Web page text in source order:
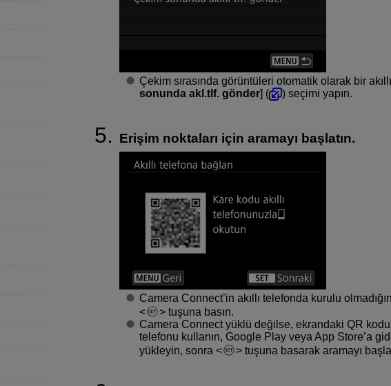
Çekim sırasında görüntüleri otomatik olarak bir
sonunda akl.tlf. gönder] ( ) seçimi yapın.
Erişim noktaları için aramayı başlatın.
Camera Connect’in akıllı telefonda kurulu
tuşuna basın.
Camera Connect yüklü değilse, ekrandaki QR
telefonu kullanın, Google Play veya App Store’a
yükleyin, sonra
tuşuna basarak aramayı